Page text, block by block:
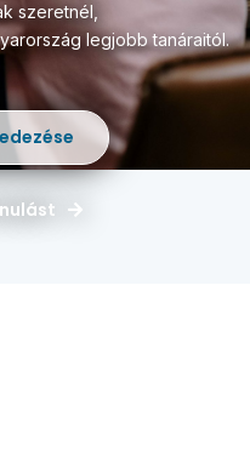
szeretnél,
legjobb tanáraitól.